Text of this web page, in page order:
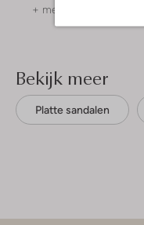
+ meer kleuren
Bekijk meer
Platte sandalen